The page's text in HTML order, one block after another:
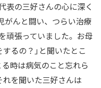
表の三好さんの心に深く
がんと闘い、つらい治療
頑張っていました。お母
るの？」と聞いたとこ
時は病気のこと忘れら
れを聞いた三好さんは